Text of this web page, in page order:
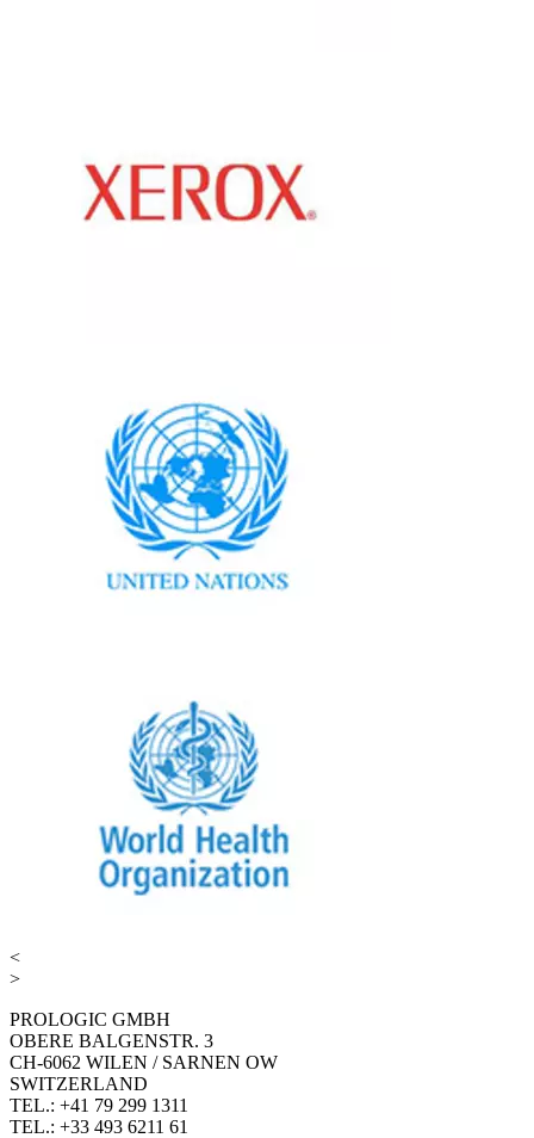
<
>
PROLOGIC GMBH
OBERE BALGENSTR. 3
CH-6062 WILEN / SARNEN OW
SWITZERLAND
TEL.: +41 79 299 1311
TEL.: +33 493 6211 61